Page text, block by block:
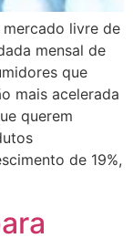
livre de
mensal de
que
mais acelerada
querem
de 19%,